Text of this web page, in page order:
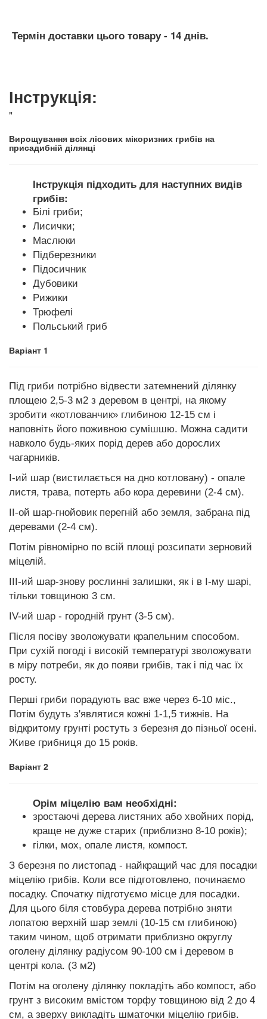
Термін доставки цього товару - 14 днів.
Інструкція:
"
Вирощування всіх лісових мікоризних грибів на
присадибній ділянці
Інструкція підходить для наступних видів
грибів:
Білі гриби;
Лисички;
Маслюки
Підберезники
Підосичник
Дубовики
Рижики
Трюфелі
Польський гриб
Варіант 1
Під гриби потрібно відвести затемнений ділянку
площею 2,5-3 м2 з деревом в центрі, на якому
зробити «котлованчик» глибиною 12-15 см і
наповніть його поживною сумішшю. Можна садити
навколо будь-яких порід дерев або дорослих
чагарників.
I-ий шар (вистилається на дно котловану) - опале
листя, трава, потерть або кора деревини (2-4 см).
II-ой шар-гнойовик перегній або земля, забрана під
деревами (2-4 см).
Потім рівномірно по всій площі розсипати зерновий
міцелій.
III-ий шар-знову рослинні залишки, як і в I-му шарі,
тільки товщиною 3 см.
IV-ий шар - городній грунт (3-5 см).
Після посіву зволожувати крапельним способом.
При сухій погоді і високій температурі зволожувати
в міру потреби, як до появи грибів, так і під час їх
росту.
Перші гриби порадують вас вже через 6-10 міс.,
Потім будуть з'являтися кожні 1-1,5 тижнів. На
відкритому грунті ростуть з березня до пізньої осені.
Живе грибниця до 15 років.
Варіант 2
Орім міцелію вам необхідні:
зростаючі дерева листяних або хвойних порід,
краще не дуже старих (приблизно 8-10 років);
гілки, мох, опале листя, компост.
З березня по листопад - найкращий час для посадки
міцелію грибів. Коли все підготовлено, починаємо
посадку. Спочатку підготуємо місце для посадки.
Для цього біля стовбура дерева потрібно зняти
лопатою верхній шар землі (10-15 см глибиною)
таким чином, щоб отримати приблизно округлу
оголену ділянку радіусом 90-100 см і деревом в
центрі кола. (3 м2)
Потім на оголену ділянку покладіть або компост, або
грунт з високим вмістом торфу товщиною від 2 до 4
см, а зверху викладіть шматочки міцелію грибів.